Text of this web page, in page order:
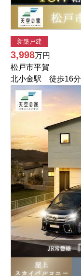
新築戸建
3,998万円
松戸市平賀
北小金駅 徒歩16分